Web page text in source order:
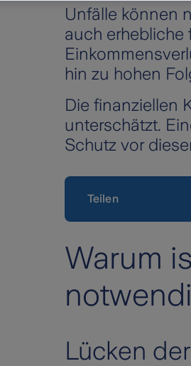
Unfälle können
auch erhebliche
hin zu hohen
Die finanziellen
unterschätzt.
Schutz vor
Teilen
Warum
Lücken